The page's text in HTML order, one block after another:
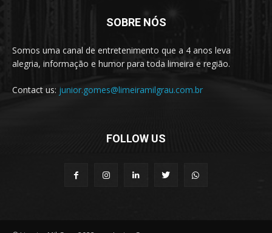
SOBRE NÓS
Somos uma canal de entretenimento que a 4 anos leva
alegria, informação e humor para toda limeira e região.
Contact us: junior.gomes@limeiramilgrau.com.br
FOLLOW US